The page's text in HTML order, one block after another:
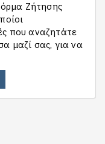
Ζήτησης
που αναζητάτε
μαζί σας, για να